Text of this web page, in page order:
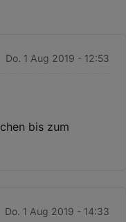
Do. 1 Aug 2019 - 12:53
bis zum
Do. 1 Aug 2019 - 14:33